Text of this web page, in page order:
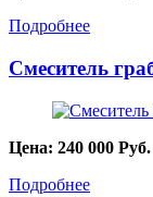
Подробнее
Смеситель
Цена: 240 000 Руб.
Подробнее